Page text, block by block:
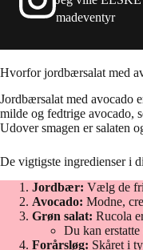
madeventyr
Hvorfor jordbærsalat med
Jordbærsalat med avocado
milde og fedtrige avocado,
Udover smagen er salaten
De vigtigste ingredienser i
Jordbær: Vælg de
Avocado: Modne,
Grøn salat: Rucola
Du kan
Forårsløg: Skåret i